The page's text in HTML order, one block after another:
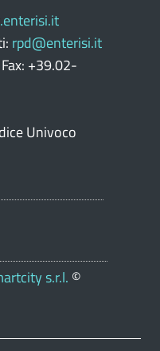
rpd@enterisi.it
+39.02-
Univoco
s.r.l. ©